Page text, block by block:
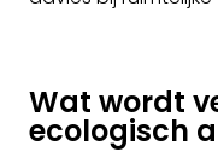
Wat wordt
ecologisch